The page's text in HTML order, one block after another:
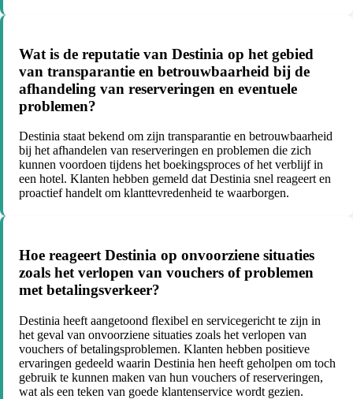
Wat is de reputatie van Destinia op het gebied
van transparantie en betrouwbaarheid bij de
afhandeling van reserveringen en eventuele
problemen?
Destinia staat bekend om zijn transparantie en betrouwbaarheid
bij het afhandelen van reserveringen en problemen die zich
kunnen voordoen tijdens het boekingsproces of het verblijf in
een hotel. Klanten hebben gemeld dat Destinia snel reageert en
proactief handelt om klanttevredenheid te waarborgen.
Hoe reageert Destinia op onvoorziene situaties
zoals het verlopen van vouchers of problemen
met betalingsverkeer?
Destinia heeft aangetoond flexibel en servicegericht te zijn in
het geval van onvoorziene situaties zoals het verlopen van
vouchers of betalingsproblemen. Klanten hebben positieve
ervaringen gedeeld waarin Destinia hen heeft geholpen om toch
gebruik te kunnen maken van hun vouchers of reserveringen,
wat als een teken van goede klantenservice wordt gezien.